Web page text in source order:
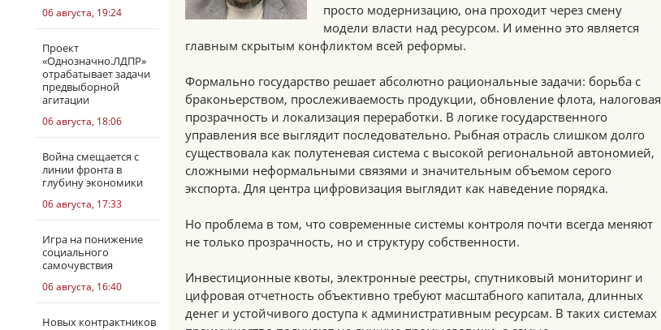
06 августа, 19:24
Проект
«Однозначно.ЛДПР»
отрабатывает задачи
предвыборной
агитации
06 августа, 18:06
Война смещается с
линии фронта в
глубину экономики
06 августа, 17:33
Игра на понижение
социального
самочувствия
06 августа, 16:40
Новых контрактников
просто модернизацию, она проходит через смену
модели власти над ресурсом. И именно это является
главным скрытым конфликтом всей реформы.
Формально государство решает абсолютно рациональные задачи: борьба с
браконьерством, прослеживаемость продукции, обновление флота, налоговая
прозрачность и локализация переработки. В логике государственного
управления все выглядит последовательно. Рыбная отрасль слишком долго
существовала как полутеневая система с высокой региональной автономией,
сложными неформальными связями и значительным объемом серого
экспорта. Для центра цифровизация выглядит как наведение порядка.
Но проблема в том, что современные системы контроля почти всегда меняют
не только прозрачность, но и структуру собственности.
Инвестиционные квоты, электронные реестры, спутниковый мониторинг и
цифровая отчетность объективно требуют масштабного капитала, длинных
денег и устойчивого доступа к административным ресурсам. В таких системах